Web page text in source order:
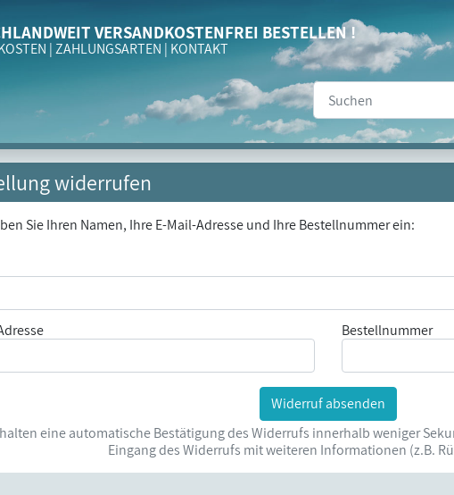
VERSANDKOSTENFREI BESTELLEN !
|ZAHLUNGSARTEN | KONTAKT
widerrufen
Sie Ihren Namen, Ihre E-Mail-Adresse und Ihre Bestellnummer ein:
Bestellnummer
Widerruf absenden
eine automatische Bestätigung des Widerrufs innerhalb weniger
Eingang des Widerrufs mit weiteren Informationen (z.B.